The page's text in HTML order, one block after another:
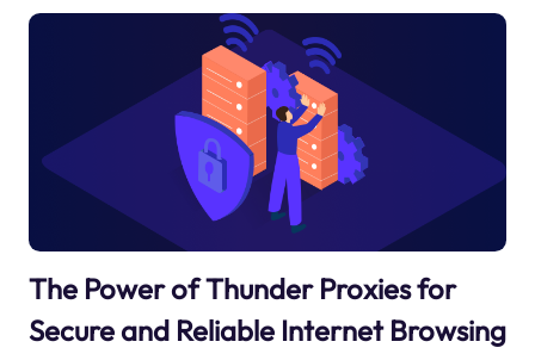
The Power of Thunder Proxies for
Secure and Reliable Internet Browsing